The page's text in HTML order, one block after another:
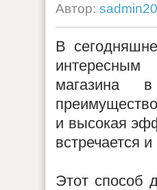
Автор:
В
магазина
и высокая
встречается
Этот способ